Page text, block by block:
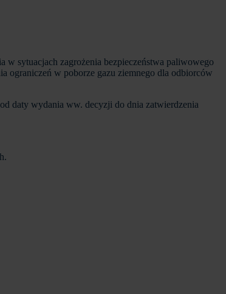
w sytuacjach zagrożenia bezpieczeństwa paliwowego
ograniczeń w poborze gazu ziemnego dla odbiorców
daty wydania ww. decyzji do dnia zatwierdzenia